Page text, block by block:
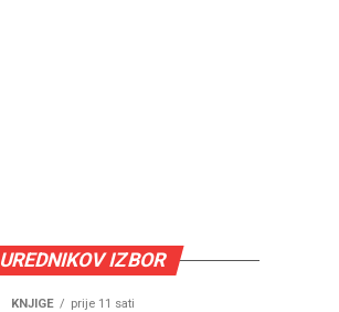
UREDNIKOV IZBOR
KNJIGE prije 11 sati